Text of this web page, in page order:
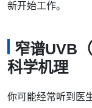
新开始工作。
窄谱UVB
科学机理
你可能经常听到医